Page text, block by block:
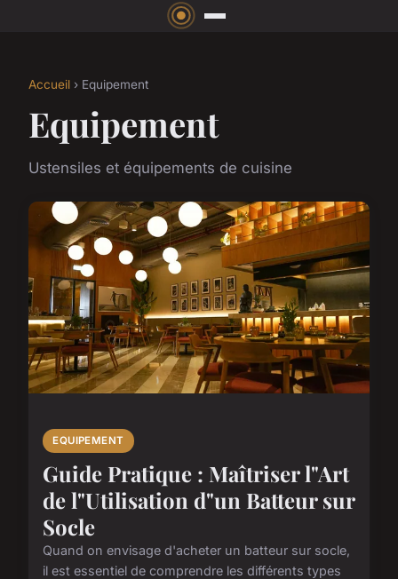
Accueil › Equipement
Equipement
Ustensiles et équipements de cuisine
EQUIPEMENT
Guide Pratique : Maîtriser l"Art
de l"Utilisation d"un Batteur sur
Socle
Quand on envisage d'acheter un batteur sur socle,
il est essentiel de comprendre les différents types